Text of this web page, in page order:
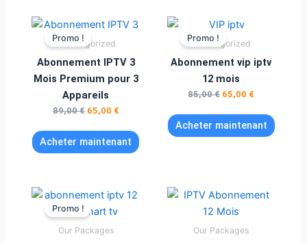
Promo !
Uncategorized
Abonnement IPTV 3
Mois Premium pour 3
Appareils
89,00€
Le
initial
était :
89,00 €.
65,00 €
Le
est :
65,00 €.
Acheter maintenant
Promo !
Uncategorized
Abonnement vip iptv
12 mois
85,00€
Le
prix
initial
était :
85,00 €.
65,00 €
est :
65,00 €.
Acheter maintenant
Promo !
Our Packages
Le
initial
était :
75,99 €.
Le
Our Packages